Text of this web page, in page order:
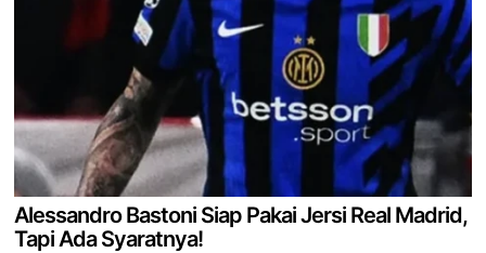
Alessandro Bastoni Siap Pakai Jersi Real Madrid,
Tapi Ada Syaratnya!